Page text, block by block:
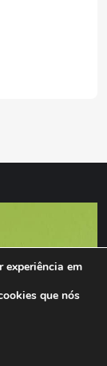
experiência em
que nós